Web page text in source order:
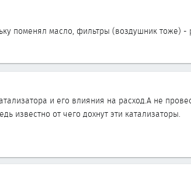
поменял масло, фильтры (воздушник тоже) -
и его влияния на расход.А не
известно от чего дохнут эти катализаторы.